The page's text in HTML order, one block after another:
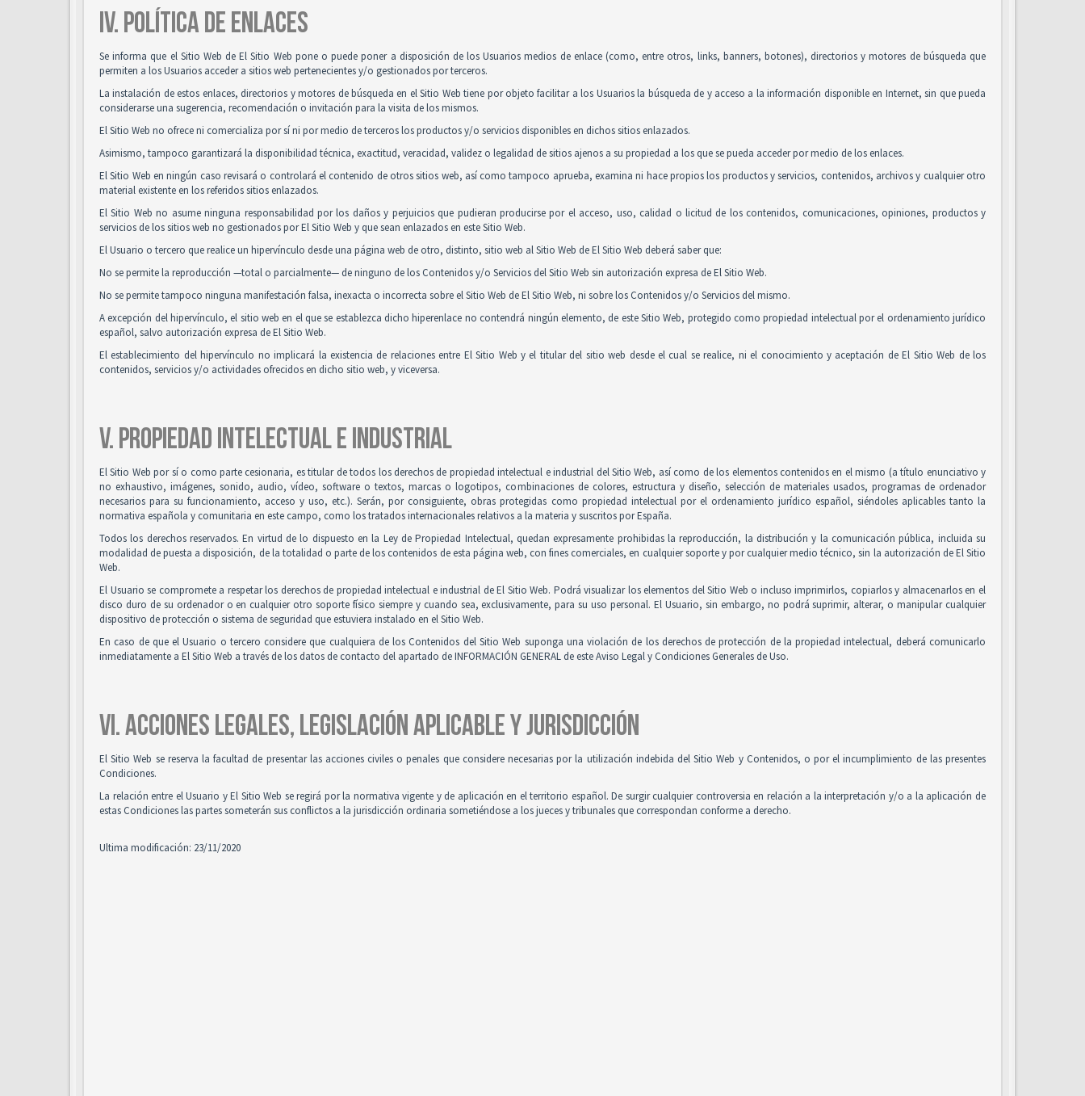
IV. POLÍTICA DE ENLACES
Se informa que el Sitio Web de El Sitio Web pone o puede poner a disposición de los Usuarios medios de enlace (como, entre otros, links, banners, botones), directorios y motores de búsqueda que
permiten a los Usuarios acceder a sitios web pertenecientes y/o gestionados por terceros.
La instalación de estos enlaces, directorios y motores de búsqueda en el Sitio Web tiene por objeto facilitar a los Usuarios la búsqueda de y acceso a la información disponible en Internet, sin que pueda
considerarse una sugerencia, recomendación o invitación para la visita de los mismos.
El Sitio Web no ofrece ni comercializa por sí ni por medio de terceros los productos y/o servicios disponibles en dichos sitios enlazados.
Asimismo, tampoco garantizará la disponibilidad técnica, exactitud, veracidad, validez o legalidad de sitios ajenos a su propiedad a los que se pueda acceder por medio de los enlaces.
El Sitio Web en ningún caso revisará o controlará el contenido de otros sitios web, así como tampoco aprueba, examina ni hace propios los productos y servicios, contenidos, archivos y cualquier otro
material existente en los referidos sitios enlazados.
El Sitio Web no asume ninguna responsabilidad por los daños y perjuicios que pudieran producirse por el acceso, uso, calidad o licitud de los contenidos, comunicaciones, opiniones, productos y
servicios de los sitios web no gestionados por El Sitio Web y que sean enlazados en este Sitio Web.
El Usuario o tercero que realice un hipervínculo desde una página web de otro, distinto, sitio web al Sitio Web de El Sitio Web deberá saber que:
No se permite la reproducción —total o parcialmente— de ninguno de los Contenidos y/o Servicios del Sitio Web sin autorización expresa de El Sitio Web.
No se permite tampoco ninguna manifestación falsa, inexacta o incorrecta sobre el Sitio Web de El Sitio Web, ni sobre los Contenidos y/o Servicios del mismo.
A excepción del hipervínculo, el sitio web en el que se establezca dicho hiperenlace no contendrá ningún elemento, de este Sitio Web, protegido como propiedad intelectual por el ordenamiento jurídico
español, salvo autorización expresa de El Sitio Web.
El establecimiento del hipervínculo no implicará la existencia de relaciones entre El Sitio Web y el titular del sitio web desde el cual se realice, ni el conocimiento y aceptación de El Sitio Web de los
contenidos, servicios y/o actividades ofrecidos en dicho sitio web, y viceversa.
V. PROPIEDAD INTELECTUAL E INDUSTRIAL
El Sitio Web por sí o como parte cesionaria, es titular de todos los derechos de propiedad intelectual e industrial del Sitio Web, así como de los elementos contenidos en el mismo (a título enunciativo y
no exhaustivo, imágenes, sonido, audio, vídeo, software o textos, marcas o logotipos, combinaciones de colores, estructura y diseño, selección de materiales usados, programas de ordenador
necesarios para su funcionamiento, acceso y uso, etc.). Serán, por consiguiente, obras protegidas como propiedad intelectual por el ordenamiento jurídico español, siéndoles aplicables tanto la
normativa española y comunitaria en este campo, como los tratados internacionales relativos a la materia y suscritos por España.
Todos los derechos reservados. En virtud de lo dispuesto en la Ley de Propiedad Intelectual, quedan expresamente prohibidas la reproducción, la distribución y la comunicación pública, incluida su
modalidad de puesta a disposición, de la totalidad o parte de los contenidos de esta página web, con fines comerciales, en cualquier soporte y por cualquier medio técnico, sin la autorización de El Sitio
Web.
El Usuario se compromete a respetar los derechos de propiedad intelectual e industrial de El Sitio Web. Podrá visualizar los elementos del Sitio Web o incluso imprimirlos, copiarlos y almacenarlos en el
disco duro de su ordenador o en cualquier otro soporte físico siempre y cuando sea, exclusivamente, para su uso personal. El Usuario, sin embargo, no podrá suprimir, alterar, o manipular cualquier
dispositivo de protección o sistema de seguridad que estuviera instalado en el Sitio Web.
En caso de que el Usuario o tercero considere que cualquiera de los Contenidos del Sitio Web suponga una violación de los derechos de protección de la propiedad intelectual, deberá comunicarlo
inmediatamente a El Sitio Web a través de los datos de contacto del apartado de INFORMACIÓN GENERAL de este Aviso Legal y Condiciones Generales de Uso.
VI. ACCIONES LEGALES, LEGISLACIÓN APLICABLE Y JURISDICCIÓN
El Sitio Web se reserva la facultad de presentar las acciones civiles o penales que considere necesarias por la utilización indebida del Sitio Web y Contenidos, o por el incumplimiento de las presentes
Condiciones.
La relación entre el Usuario y El Sitio Web se regirá por la normativa vigente y de aplicación en el territorio español. De surgir cualquier controversia en relación a la interpretación y/o a la aplicación de
estas Condiciones las partes someterán sus conflictos a la jurisdicción ordinaria sometiéndose a los jueces y tribunales que correspondan conforme a derecho.
Ultima modificación: 23/11/2020